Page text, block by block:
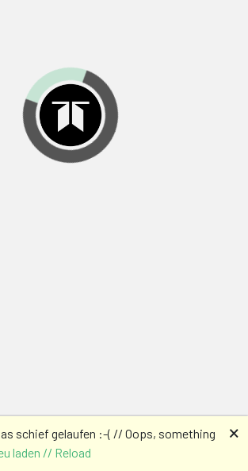
schief gelaufen :-( // Oops, something
laden // Reload
🗙